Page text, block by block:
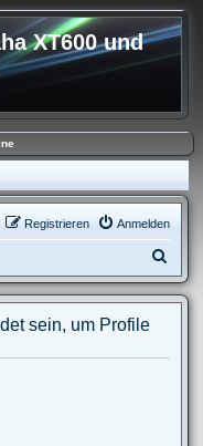
XT600 und
Anmelden
Registrieren
u
e
sein, um Profile